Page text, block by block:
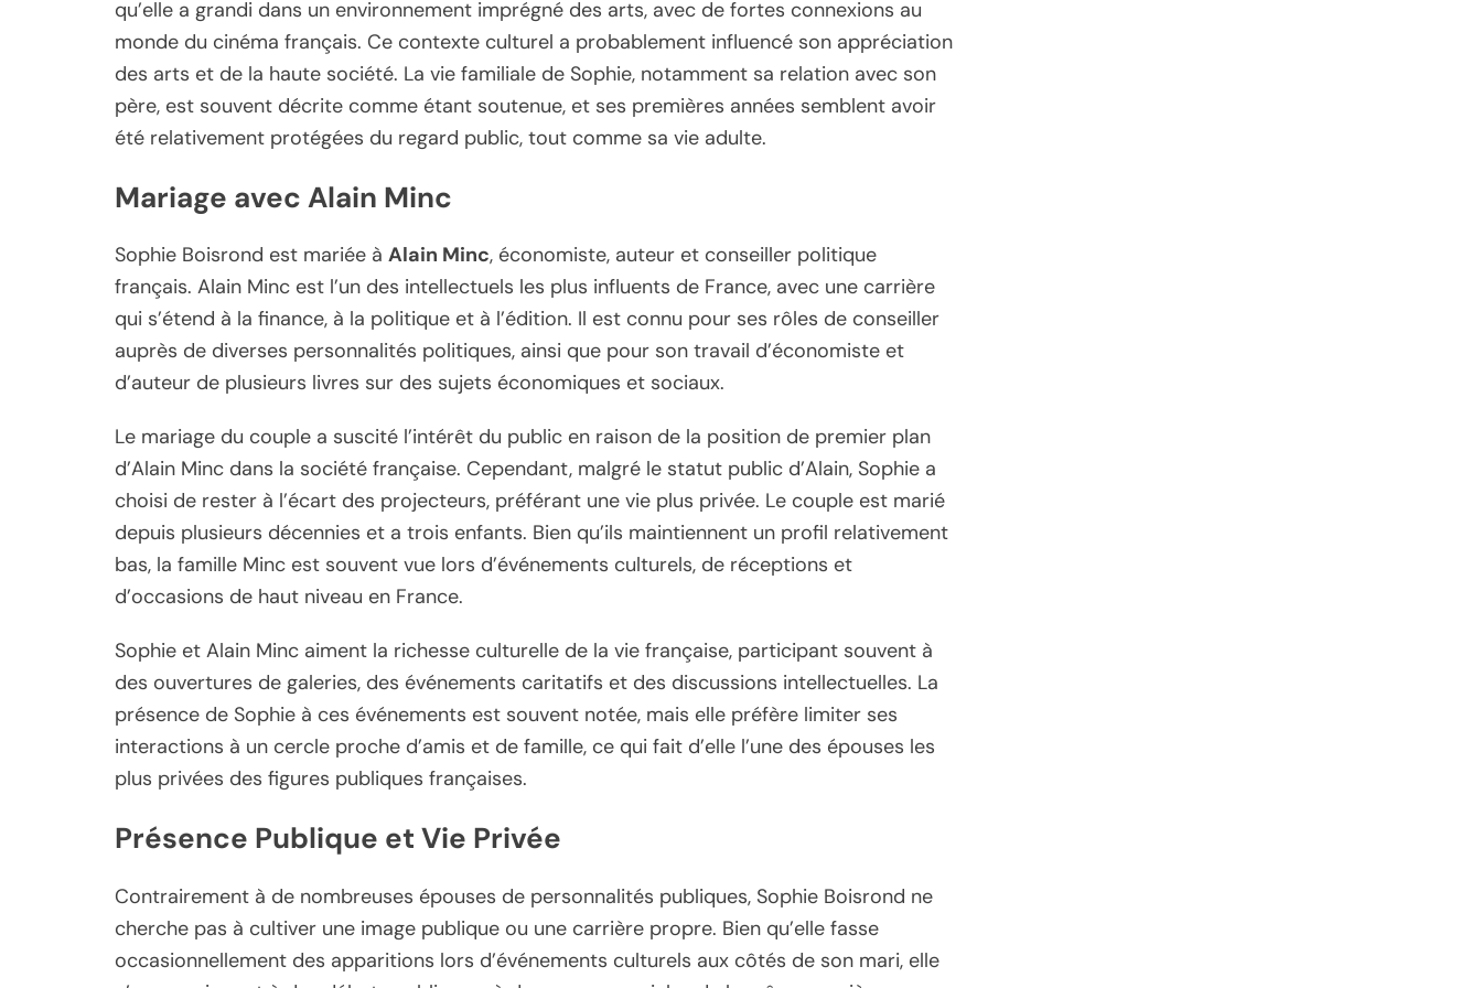
qu’elle a grandi dans un environnement imprégné des arts, avec de fortes connexions au
monde du cinéma français. Ce contexte culturel a probablement influencé son appréciation
des arts et de la haute société. La vie familiale de Sophie, notamment sa relation avec son
père, est souvent décrite comme étant soutenue, et ses premières années semblent avoir
été relativement protégées du regard public, tout comme sa vie adulte.
Mariage avec Alain Minc
Sophie Boisrond est mariée à Alain Minc, économiste, auteur et conseiller politique
français. Alain Minc est l’un des intellectuels les plus influents de France, avec une carrière
qui s’étend à la finance, à la politique et à l’édition. Il est connu pour ses rôles de conseiller
auprès de diverses personnalités politiques, ainsi que pour son travail d’économiste et
d’auteur de plusieurs livres sur des sujets économiques et sociaux.
Le mariage du couple a suscité l’intérêt du public en raison de la position de premier plan
d’Alain Minc dans la société française. Cependant, malgré le statut public d’Alain, Sophie a
choisi de rester à l’écart des projecteurs, préférant une vie plus privée. Le couple est marié
depuis plusieurs décennies et a trois enfants. Bien qu’ils maintiennent un profil relativement
bas, la famille Minc est souvent vue lors d’événements culturels, de réceptions et
d’occasions de haut niveau en France.
Sophie et Alain Minc aiment la richesse culturelle de la vie française, participant souvent à
des ouvertures de galeries, des événements caritatifs et des discussions intellectuelles. La
présence de Sophie à ces événements est souvent notée, mais elle préfère limiter ses
interactions à un cercle proche d’amis et de famille, ce qui fait d’elle l’une des épouses les
plus privées des figures publiques françaises.
Présence Publique et Vie Privée
Contrairement à de nombreuses épouses de personnalités publiques, Sophie Boisrond ne
cherche pas à cultiver une image publique ou une carrière propre. Bien qu’elle fasse
occasionnellement des apparitions lors d’événements culturels aux côtés de son mari, elle